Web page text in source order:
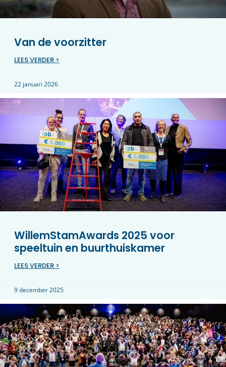
Van de voorzitter
LEES VERDER >
22 januari 2026
WillemStamAwards 2025 voor
speeltuin en buurthuiskamer
LEES VERDER >
9 december 2025